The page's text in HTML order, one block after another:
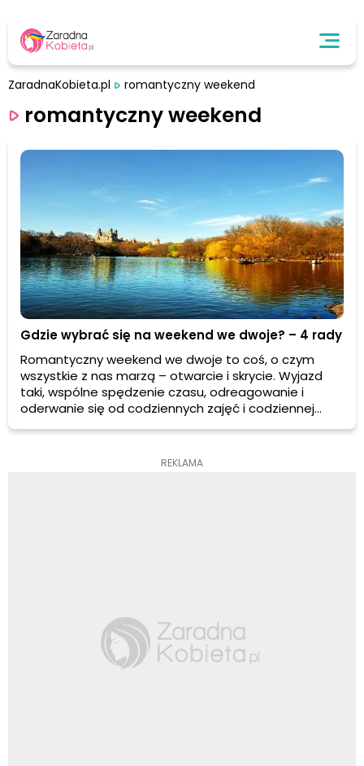
ZaradnaKobieta.pl romantyczny weekend
romantyczny weekend
Gdzie wybrać się na weekend we dwoje? – 4 rady
Romantyczny weekend we dwoje to coś, o czym
wszystkie z nas marzą – otwarcie i skrycie. Wyjazd
taki, wspólne spędzenie czasu, odreagowanie i
oderwanie się od codziennych zajęć i codziennej
„szarości” będzie świetnym pomysłem zarówno dla
REKLAMA